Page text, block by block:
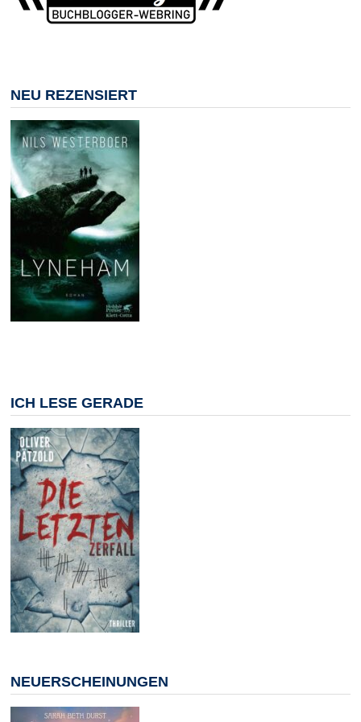
NEU REZENSIERT
ICH LESE GERADE
NEUERSCHEINUNGEN